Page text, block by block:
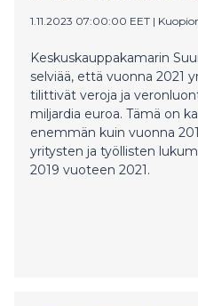
1.11.2023 07:00:00 EET |
Keskuskauppakamarin
selviää, että vuonna 2021
tilittivät veroja ja
miljardia euroa. Tämä on
enemmän kuin vuonna
yritysten ja työllisten
2019 vuoteen 2021.